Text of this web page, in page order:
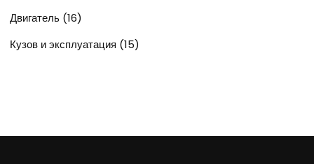
Двигатель (16)
Кузов и эксплуатация (15)